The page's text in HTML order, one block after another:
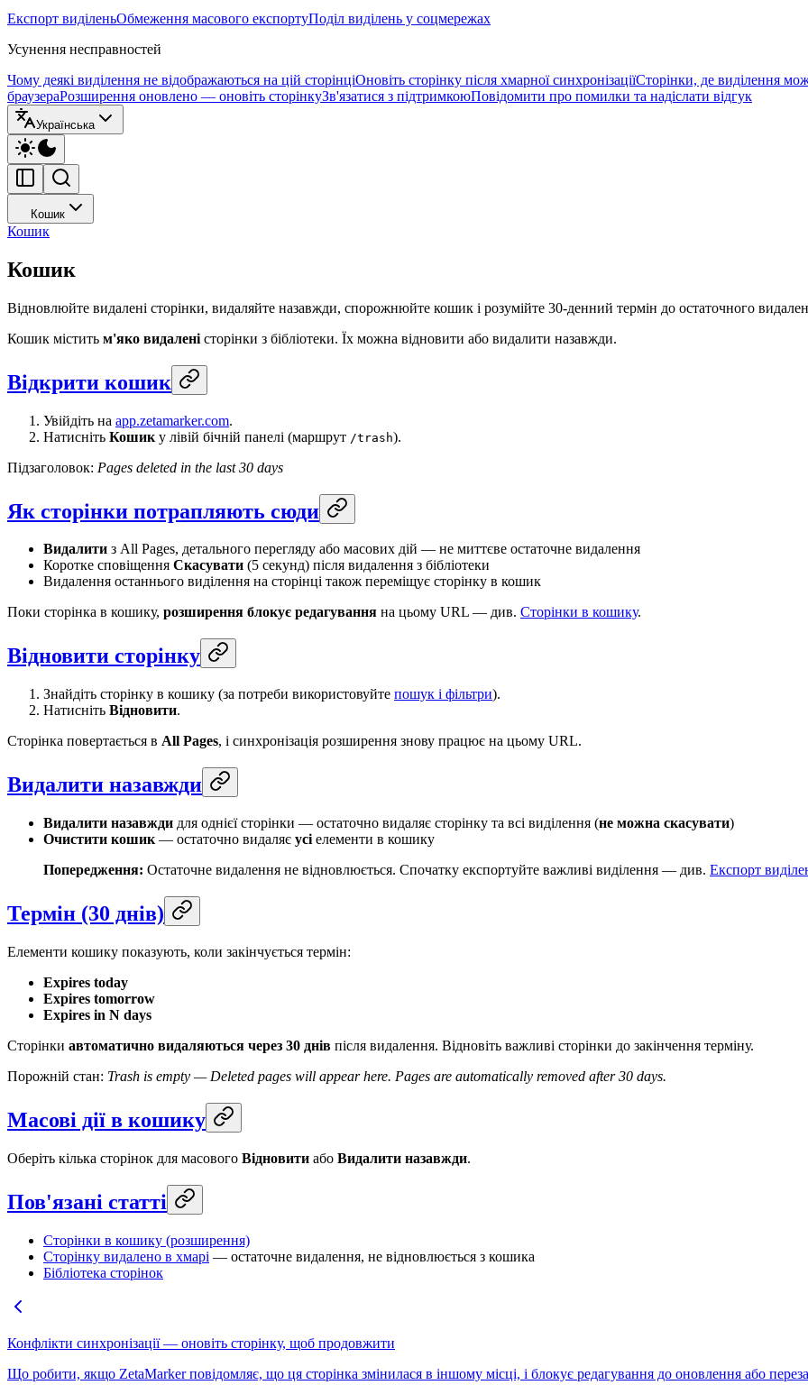
Експорт виділеньОбмеження масового експортуПоділ виділень у соцмережах
Усунення несправностей
Чому деякі виділення не відображаються на цій сторінціОновіть сторінку після хмарної синхронізаціїСторінки, де виділення
браузераРозширення оновлено — оновіть сторінкуЗв'язатися з підтримкоюПовідомити про помилки та надіслати відгук
Українська
Кошик
Кошик
Кошик
Відновлюйте видалені сторінки, видаляйте назавжди, спорожнюйте кошик і розумійте 30-денний термін до остаточного
Кошик містить м'яко видалені сторінки з бібліотеки. Їх можна відновити або видалити назавжди.
Відкрити кошик
Увійдіть на app.zetamarker.com.
Натисніть Кошик у лівій бічній панелі (маршрут /trash).
Підзаголовок: Pages deleted in the last 30 days
Як сторінки потрапляють сюди
Видалити з All Pages, детального перегляду або масових дій — не миттєве остаточне видалення
Коротке сповіщення Скасувати (5 секунд) після видалення з бібліотеки
Видалення останнього виділення на сторінці також переміщує сторінку в кошик
Поки сторінка в кошику, розширення блокує редагування на цьому URL — див. Сторінки в кошику.
Відновити сторінку
Знайдіть сторінку в кошику (за потреби використовуйте пошук і фільтри).
Натисніть Відновити.
Сторінка повертається в All Pages, і синхронізація розширення знову працює на цьому URL.
Видалити назавжди
Видалити назавжди для однієї сторінки — остаточно видаляє сторінку та всі виділення (не можна скасувати)
Очистити кошик — остаточно видаляє усі елементи в кошику
Попередження: Остаточне видалення не відновлюється. Спочатку експортуйте важливі виділення — див. Експорт
Термін (30 днів)
Елементи кошику показують, коли закінчується термін:
Expires today
Expires tomorrow
Expires in N days
Сторінки автоматично видаляються через 30 днів після видалення. Відновіть важливі сторінки до закінчення терміну.
Порожній стан: Trash is empty — Deleted pages will appear here. Pages are automatically removed after 30 days.
Масові дії в кошику
Оберіть кілька сторінок для масового Відновити або Видалити назавжди.
Пов'язані статті
Сторінки в кошику (розширення)
Сторінку видалено в хмарі — остаточне видалення, не відновлюється з кошика
Бібліотека сторінок
Конфлікти синхронізації — оновіть сторінку, щоб продовжити
Що робити, якщо ZetaMarker повідомляє, що ця сторінка змінилася в іншому місці, і блокує редагування до оновлення або